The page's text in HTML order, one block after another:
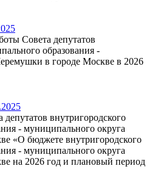
Совета депутатов
образования -
в городе Москве в 2026
внутригородского
- муниципального округа
«О бюджете внутригородского
- муниципального округа
на 2026 год и плановый период